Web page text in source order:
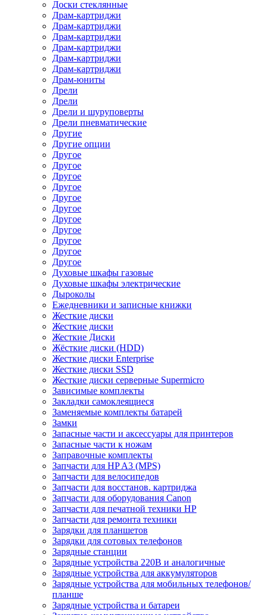
Доски стеклянные
Драм-картриджи
Драм-картриджи
Драм-картриджи
Драм-картриджи
Драм-картриджи
Драм-картриджи
Драм-юниты
Дрели
Дрели
Дрели и шуруповерты
Дрели пневматические
Другие
Другие опции
Другое
Другое
Другое
Другое
Другое
Другое
Другое
Другое
Другое
Другое
Другое
Духовые шкафы газовые
Духовые шкафы электрические
Дыроколы
Ежедневники и записные книжки
Жесткие диски
Жесткие диски
Жесткие Диски
Жёсткие диски (HDD)
Жесткие диски Enterprise
Жесткие диски SSD
Жесткие диски серверные Supermicro
Зависимые комплекты
Закладки самоклеящиеся
Заменяемые комплекты батарей
Замки
Запасные части и аксессуары для принтеров
Запасные части к ножам
Заправочные комплекты
Запчасти для HP A3 (MPS)
Запчасти для велосипедов
Запчасти для восстанов. картриджа
Запчасти для оборудования Canon
Запчасти для печатной техники HP
Запчасти для ремонта техники
Зарядки для планшетов
Зарядки для сотовых телефонов
Зарядные станции
Зарядные устройства 220В и аналогичные
Зарядные устройства для аккумуляторов
Зарядные устройства для мобильных телефонов/
планше
Зарядные устройства и батареи